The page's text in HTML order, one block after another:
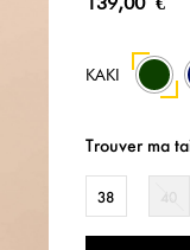
KAKI
Trouver ma
38